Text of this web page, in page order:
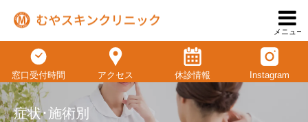
メニュー
窓口受付時間 アクセス 休診情報 Instagram
症状･施術別